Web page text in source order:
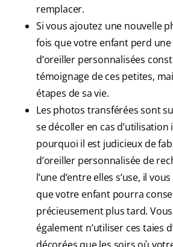
remplacer.
Si vous ajoutez une nouvelle
fois que votre enfant perd une
d’oreiller personnalisées
témoignage de ces petites,
étapes de sa vie.
Les photos transférées sont
se décoller en cas d’utilisation
pourquoi il est judicieux de
d’oreiller personnalisée de
l’une d’entre elles s’use, il
que votre enfant pourra
précieusement plus tard.
également n’utiliser ces taies